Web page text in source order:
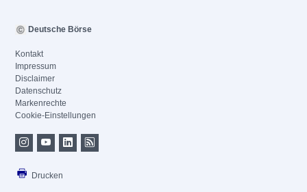
Deutsche Börse
Kontakt
Impressum
Disclaimer
Datenschutz
Markenrechte
Cookie-Einstellungen
Drucken